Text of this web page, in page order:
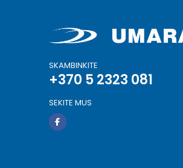
SKAMBINKITE
+370 5 2323 081
SEKITE MUS